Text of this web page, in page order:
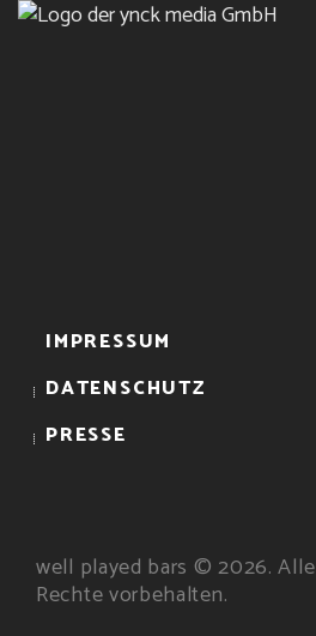
IMPRESSUM
DATENSCHUTZ
PRESSE
well played bars © 2026. Alle
Rechte vorbehalten.